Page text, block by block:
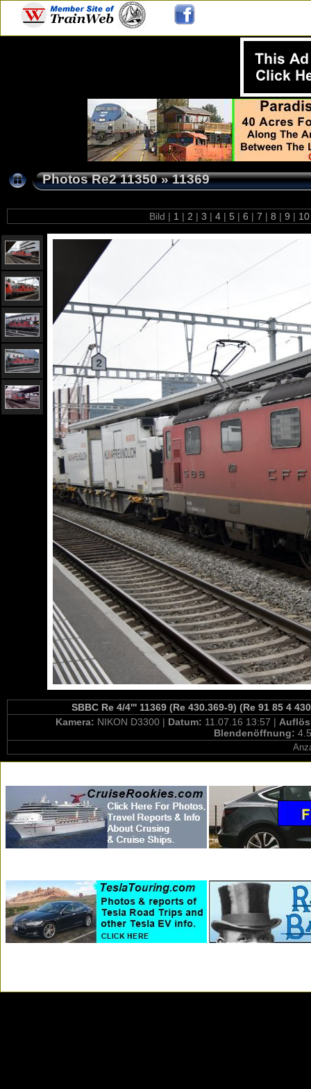
Photos Re2 11350»11369
Bild | 1 | 2 | 3 | 4 | 5 | 6 | 7 | 8 | 9 |
SBBC Re 4/4''' 11369 (Re 430.369-9) (Re 91 85 4
Kamera: NIKON D3300 | Datum: 11.07.16 13:57 |
Blendenöffnung: